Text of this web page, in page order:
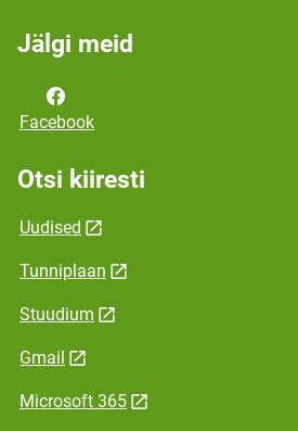
Jälgi meid
Facebook
Otsi kiiresti
Uudised
Tunniplaan
Stuudium
Gmail
Microsoft 365